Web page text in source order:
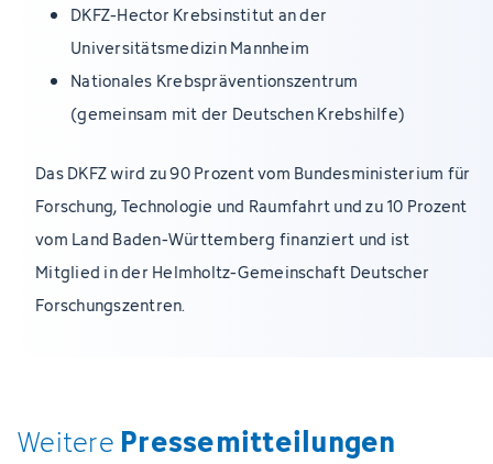
DKFZ-Hector Krebsinstitut an der
Universitätsmedizin Mannheim
Nationales Krebspräventionszentrum
(gemeinsam mit der Deutschen Krebshilfe)
Das DKFZ wird zu 90 Prozent vom Bundesministerium für
Forschung, Technologie und Raumfahrt und zu 10 Prozent
vom Land Baden-Württemberg finanziert und ist
Mitglied in der Helmholtz-Gemeinschaft Deutscher
Forschungszentren.
Weitere Pressemitteilungen